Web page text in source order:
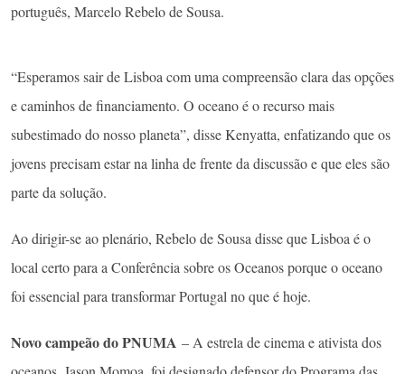
português, Marcelo Rebelo de Sousa.
“Esperamos sair de Lisboa com uma compreensão clara das opções
e caminhos de financiamento. O oceano é o recurso mais
subestimado do nosso planeta”, disse Kenyatta, enfatizando que os
jovens precisam estar na linha de frente da discussão e que eles são
parte da solução.
Ao dirigir-se ao plenário, Rebelo de Sousa disse que Lisboa é o
local certo para a Conferência sobre os Oceanos porque o oceano
foi essencial para transformar Portugal no que é hoje.
Novo campeão do PNUMA – A estrela de cinema e ativista dos